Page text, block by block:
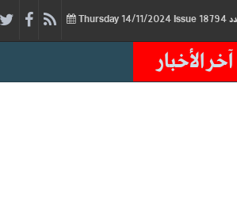
14/11/2024 Issue
آخر الأخبار